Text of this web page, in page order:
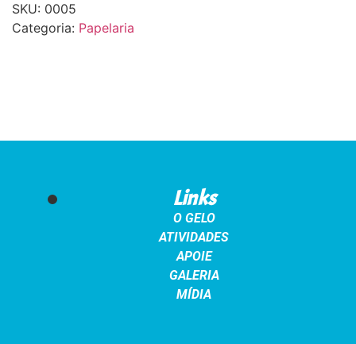
SKU: 0005
Categoria: Papelaria
Links
O GELO
ATIVIDADES
APOIE
GALERIA
MÍDIA